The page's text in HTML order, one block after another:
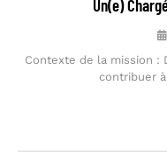
Un(e)
Contexte de la mission :
contribuer